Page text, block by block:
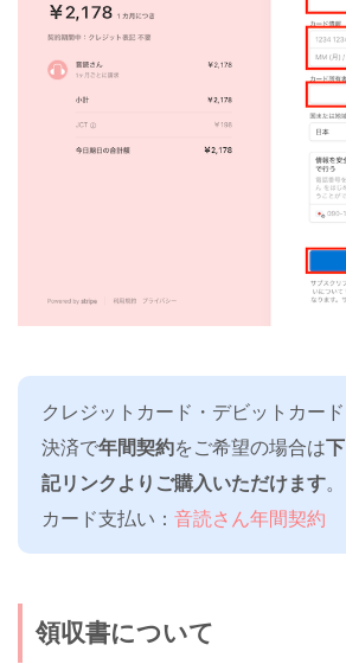
クレジットカード・デビットカード
決済で年間契約をご希望の場合は下
記リンクよりご購入いただけます。
カード支払い： 音読さん年間契約
領収書について